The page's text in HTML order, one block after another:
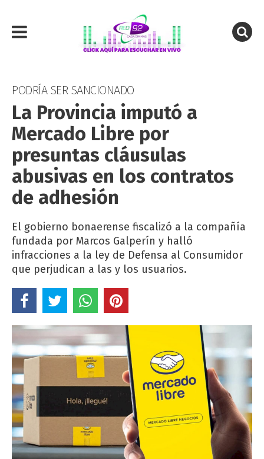
PODRÍA SER SANCIONADO
La Provincia imputó a
Mercado Libre por
presuntas cláusulas
abusivas en los contratos
de adhesión
El gobierno bonaerense fiscalizó a la compañía
fundada por Marcos Galperín y halló
infracciones a la ley de Defensa al Consumidor
que perjudican a las y los usuarios.